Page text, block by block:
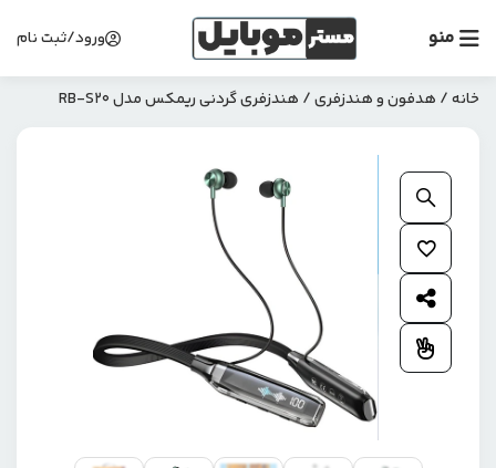
منو ورود/ثبت نام
خانه/ هدفون و هندزفری/ هندزفری گردنی ریمکس مدل RB-S20
بزرگنمایی محصول
افزودن به علاقمندی ها
اشتراک گذاری محصول
افزودن به مقایسه